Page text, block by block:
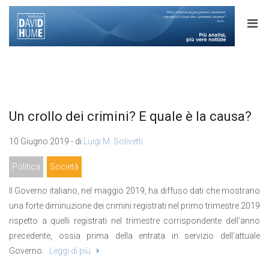
Un crollo dei crimini? E quale è la causa?
10 Giugno 2019 - di Luigi M. Solivetti
Politica Società
Il Governo italiano, nel maggio 2019, ha diffuso dati che mostrano
una forte diminuzione dei crimini registrati nel primo trimestre 2019
rispetto a quelli registrati nel trimestre corrispondente dell’anno
precedente, ossia prima della entrata in servizio dell’attuale
Governo.
Leggi di più